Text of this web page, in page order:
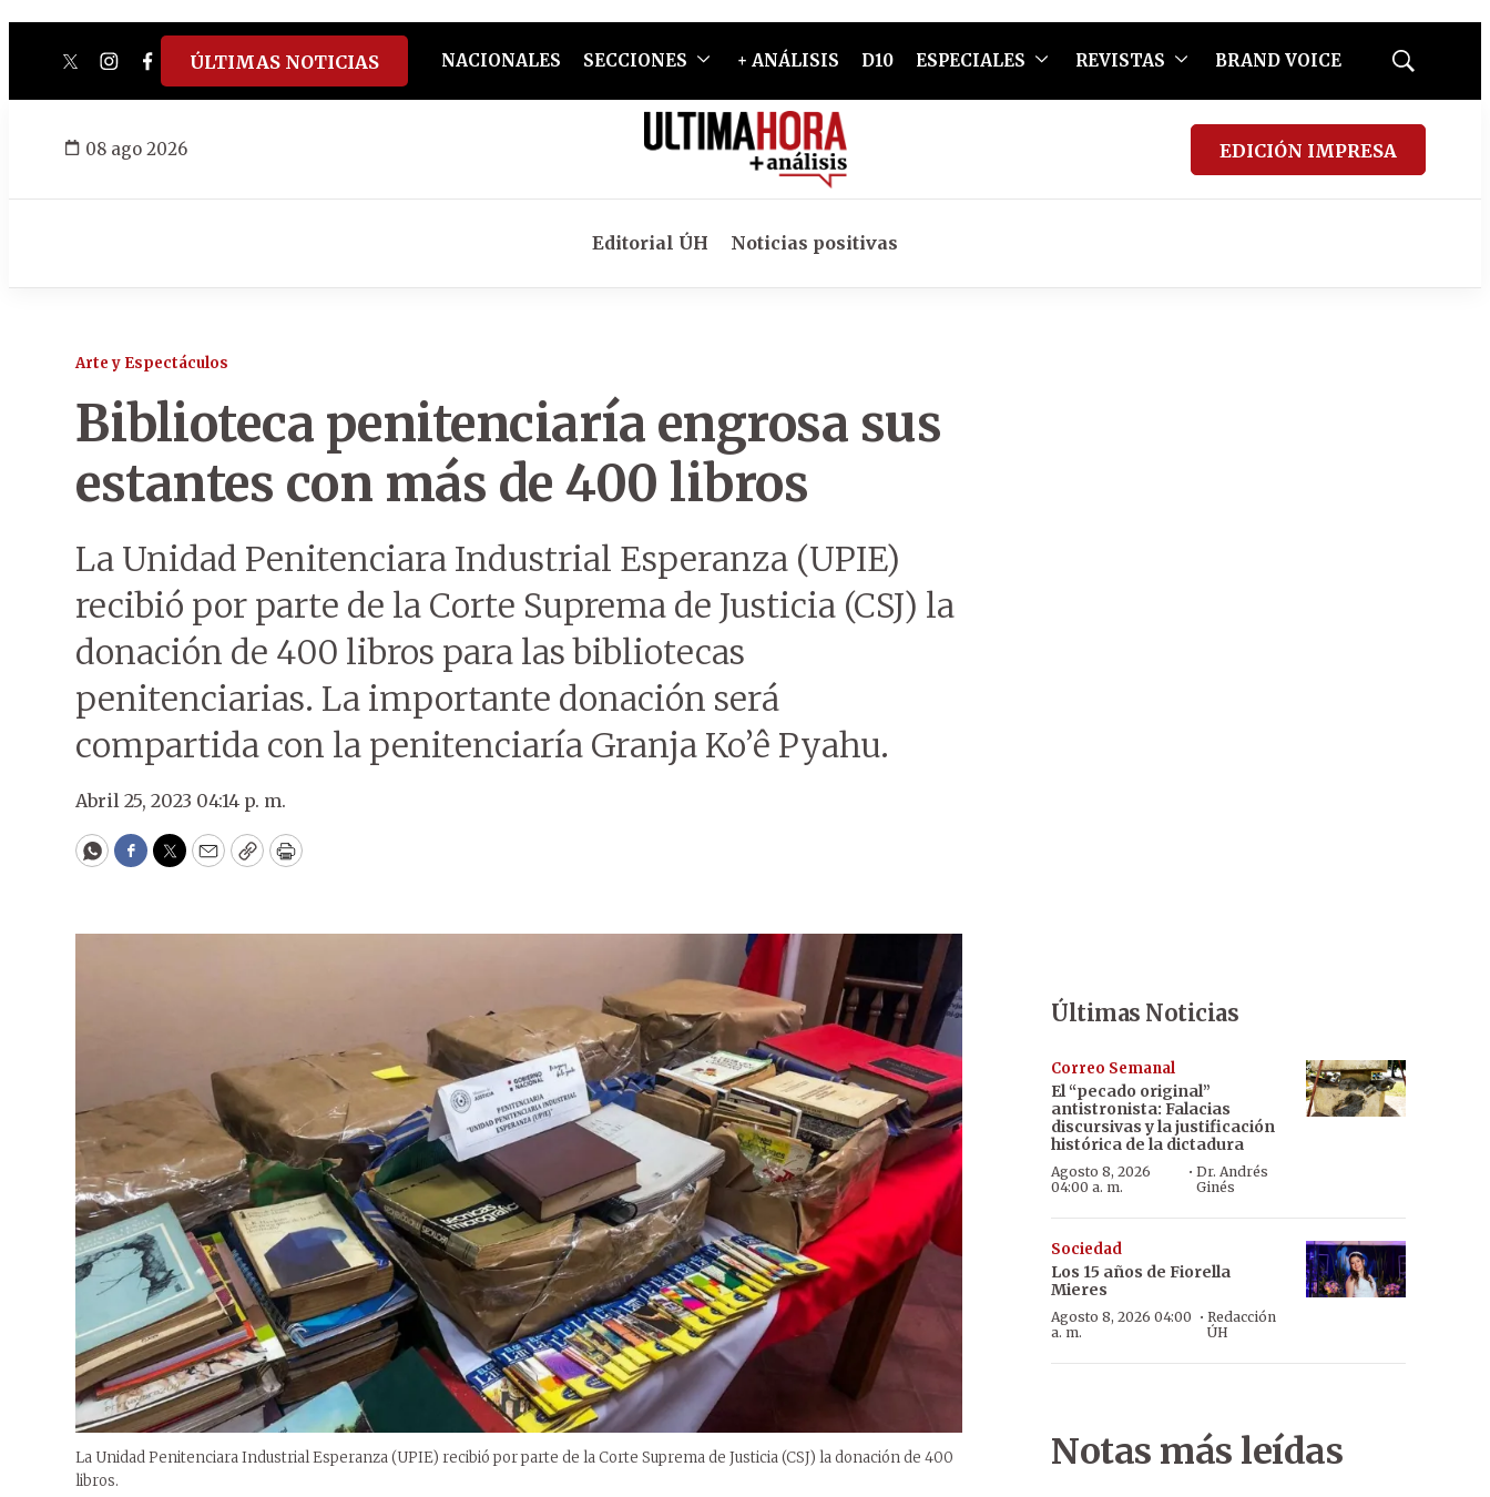
twitterinstagram
facebook
tiktokyoutube
spotify
ÚLTIMAS NOTICIAS NACIONALES SECCIONES + ANÁLISIS D10 ESPECIALES REVISTAS BRAND VOICE
Mostrar
08 ago 2026 EDICIÓN IMPRESA
Editorial ÚH Noticias positivas
Arte y Espectáculos
Biblioteca penitenciaría engrosa sus
estantes con más de 400 libros
La Unidad Penitenciara Industrial Esperanza (UPIE)
recibió por parte de la Corte Suprema de Justicia (CSJ) la
donación de 400 libros para las bibliotecas
penitenciarias. La importante donación será
compartida con la penitenciaría Granja Ko’ê Pyahu.
Abril 25, 2023 04:14 p. m.
WhatsApp
Facebook
Twitter
EmailCopyPrint
La Unidad Penitenciara Industrial Esperanza (UPIE) recibió por parte de la Corte Suprema de Justicia (CSJ) la donación de 400
libros.
Últimas Noticias
Correo Semanal
El “pecado original”
antistronista: Falacias
discursivas y la justificación
histórica de la dictadura
Agosto 8, 2026
04:00 a. m.
·Dr. Andrés
Ginés
Sociedad
Los 15 años de Fiorella
Mieres
Agosto 8, 2026 04:00
a. m.
· Redacción
ÚH
Notas más leídas